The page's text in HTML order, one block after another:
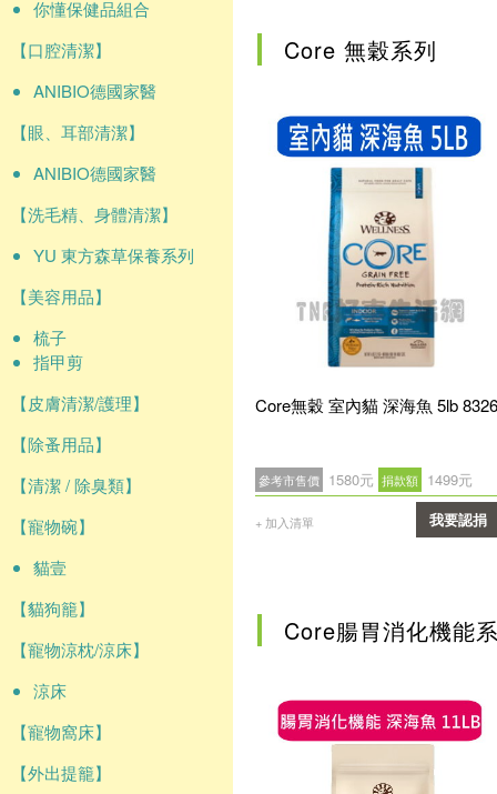
你懂保健品組合
【口腔清潔】
ANIBIO德國家醫
【眼、耳部清潔】
ANIBIO德國家醫
【洗毛精、身體清潔】
YU 東方森草保養系列
【美容用品】
梳子
指甲剪
【皮膚清潔/護理】
【除蚤用品】
【清潔 / 除臭類】
【寵物碗】
貓壹
【貓狗籠】
【寵物涼枕/涼床】
涼床
【寵物窩床】
【外出提籠】
Core 無穀系列
Core無穀 室內貓 深海魚 5lb 8326
參考市售價 1580元 捐款額 1499元
+ 加入清單 我要認捐
Core腸胃消化機能